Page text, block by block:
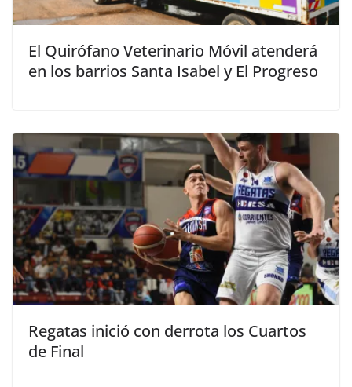
El Quirófano Veterinario Móvil atenderá
en los barrios Santa Isabel y El Progreso
Regatas inició con derrota los Cuartos
de Final